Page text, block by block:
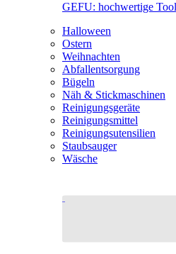
GEFU: hochwertige
Halloween
Ostern
Weihnachten
Abfallentsorgung
Bügeln
Näh & Stickmaschinen
Reinigungsgeräte
Reinigungsmittel
Reinigungsutensilien
Staubsauger
Wäsche